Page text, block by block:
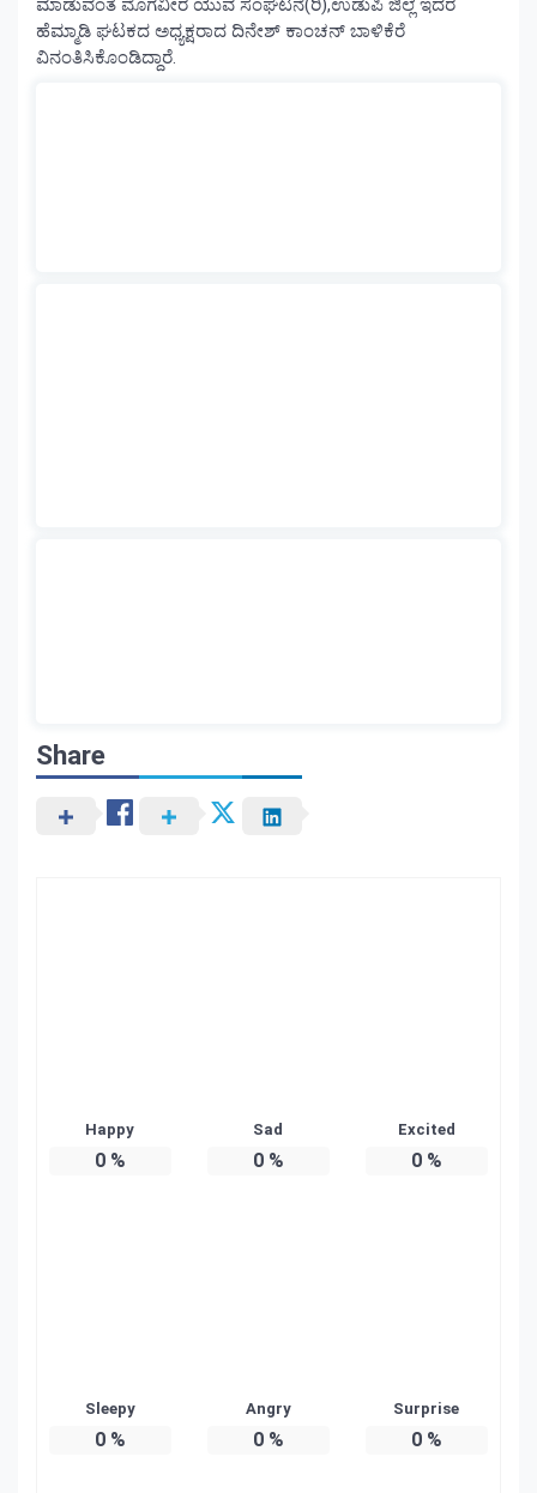
ಹೆಮ್ಮಾಡಿ ಘಟಕದ ಅಧ್ಯಕ್ಷರಾದ ದಿನೇಶ್‌ ಕಾಂಚನ್ ಬಾಳಿಕೆರೆ
ವಿನಂತಿಸಿಕೊಂಡಿದ್ದಾರೆ.
Share
Happy
0%
Sad
0%
Excited
0%
Sleepy
0%
Angry
0%
Surprise
0%